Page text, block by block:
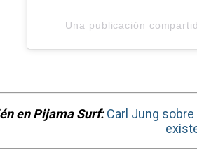
Una publicación
en Pijama Surf: Carl Jung